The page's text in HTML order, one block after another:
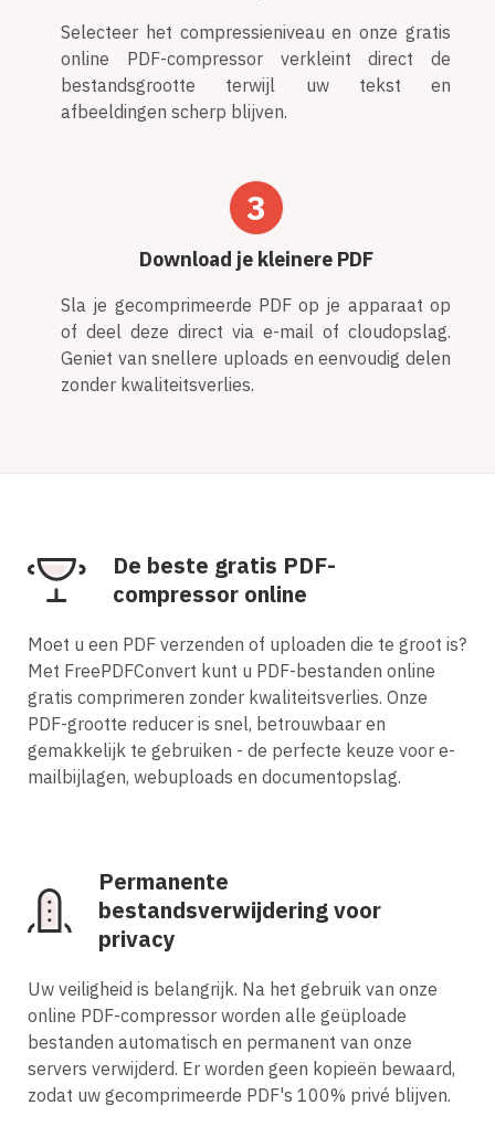
Selecteer het compressieniveau en onze gratis
online PDF-compressor verkleint direct de
bestandsgrootte terwijl uw tekst en
afbeeldingen scherp blijven.
3
Download je kleinere PDF
Sla je gecomprimeerde PDF op je apparaat op
of deel deze direct via e-mail of cloudopslag.
Geniet van snellere uploads en eenvoudig delen
zonder kwaliteitsverlies.
De beste gratis PDF-
compressor online
Moet u een PDF verzenden of uploaden die te groot is?
Met FreePDFConvert kunt u PDF-bestanden online
gratis comprimeren zonder kwaliteitsverlies. Onze
PDF-grootte reducer is snel, betrouwbaar en
gemakkelijk te gebruiken - de perfecte keuze voor e-
mailbijlagen, webuploads en documentopslag.
Permanente
bestandsverwijdering voor
privacy
Uw veiligheid is belangrijk. Na het gebruik van onze
online PDF-compressor worden alle geüploade
bestanden automatisch en permanent van onze
servers verwijderd. Er worden geen kopieën bewaard,
zodat uw gecomprimeerde PDF's 100% privé blijven.